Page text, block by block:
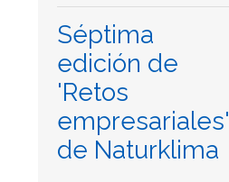
Séptima
edición de
'Retos
empresariales'
de Naturklima